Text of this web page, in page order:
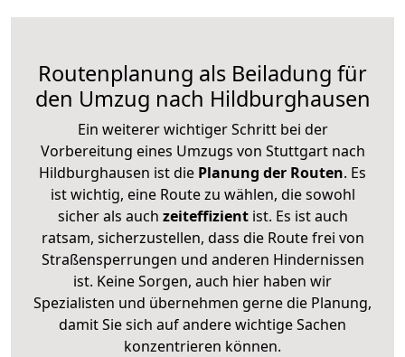
Routenplanung als Beiladung für
den Umzug nach Hildburghausen
Ein weiterer wichtiger Schritt bei der
Vorbereitung eines Umzugs von Stuttgart nach
Hildburghausen ist die Planung der Routen. Es
ist wichtig, eine Route zu wählen, die sowohl
sicher als auch zeiteffizientist. Es ist auch
ratsam, sicherzustellen, dass die Route frei von
Straßensperrungen und anderen Hindernissen
ist. Keine Sorgen, auch hier haben wir
Spezialisten und übernehmen gerne die Planung,
damit Sie sich auf andere wichtige Sachen
konzentrieren können.